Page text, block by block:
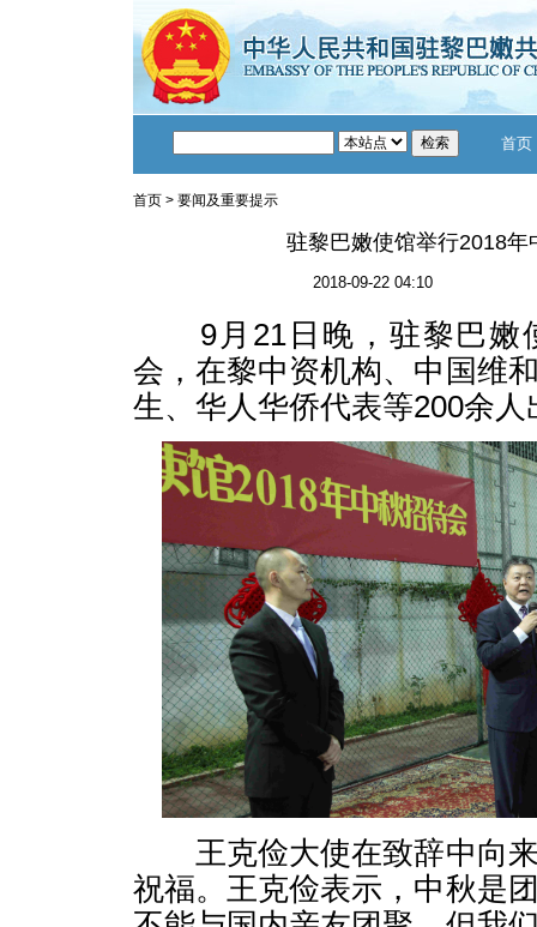
首页
首页 > 要闻及重要提示
驻黎巴嫩使馆举行2018年
2018-09-22 04:10
9月21日晚，驻黎巴嫩
会，在黎中资机构、中国维
生、华人华侨代表等200余人
王克俭大使在致辞中向来
祝福。王克俭表示，中秋是